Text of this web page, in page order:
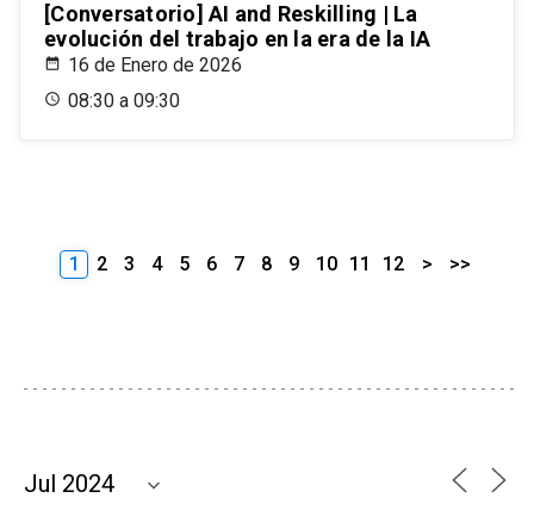
[Conversatorio] AI and Reskilling | La
evolución del trabajo en la era de la IA
16 de Enero de 2026
08:30 a 09:30
1 2 3 4 5 6 7 8 9 10 11 12 > >>